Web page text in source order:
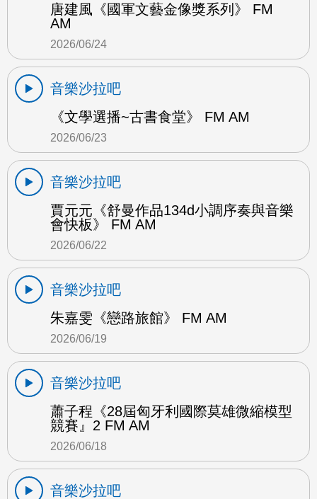
唐建風《國軍文藝金像獎系列》 FM
AM
2026/06/24
音樂沙拉吧
《文學選播~古書食堂》 FM AM
2026/06/23
音樂沙拉吧
賈元元《舒曼作品134d小調序奏與音樂
會快板》 FM AM
2026/06/22
音樂沙拉吧
朱嘉雯《戀路旅館》 FM AM
2026/06/19
音樂沙拉吧
蕭子程《28屆匈牙利國際莫雄微縮模型
競賽』2 FM AM
2026/06/18
音樂沙拉吧